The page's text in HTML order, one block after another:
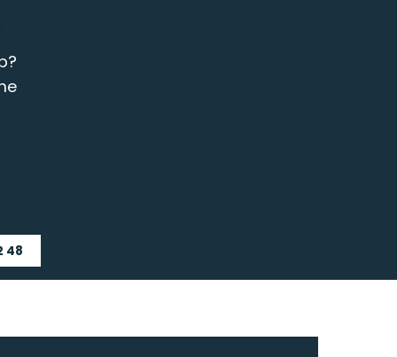
48